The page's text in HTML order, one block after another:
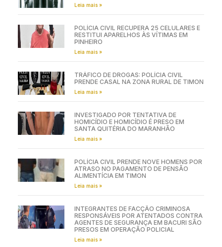
Leia mais »
POLÍCIA CIVIL RECUPERA 25 CELULARES E
RESTITUI APARELHOS ÀS VÍTIMAS EM
PINHEIRO
Leia mais »
TRÁFICO DE DROGAS: POLÍCIA CIVIL
PRENDE CASAL NA ZONA RURAL DE TIMON
Leia mais »
INVESTIGADO POR TENTATIVA DE
HOMICÍDIO E HOMICÍDIO É PRESO EM
SANTA QUITÉRIA DO MARANHÃO
Leia mais »
POLÍCIA CIVIL PRENDE NOVE HOMENS POR
ATRASO NO PAGAMENTO DE PENSÃO
ALIMENTÍCIA EM TIMON
Leia mais »
INTEGRANTES DE FACÇÃO CRIMINOSA
RESPONSÁVEIS POR ATENTADOS CONTRA
AGENTES DE SEGURANÇA EM BACURI SÃO
PRESOS EM OPERAÇÃO POLICIAL
Leia mais »